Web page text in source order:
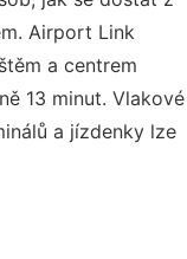
Airport Link
a centrem
13 minut. Vlakové
a jízdenky lze